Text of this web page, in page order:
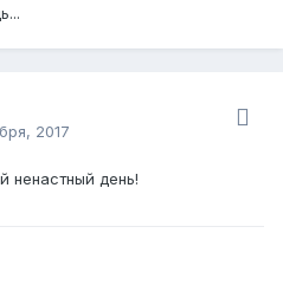
2017
ненастный день!